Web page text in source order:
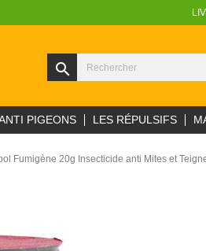
search
PIGEONS LES RÉPULSIFS
Fumigène 20g Insecticide anti Mites et